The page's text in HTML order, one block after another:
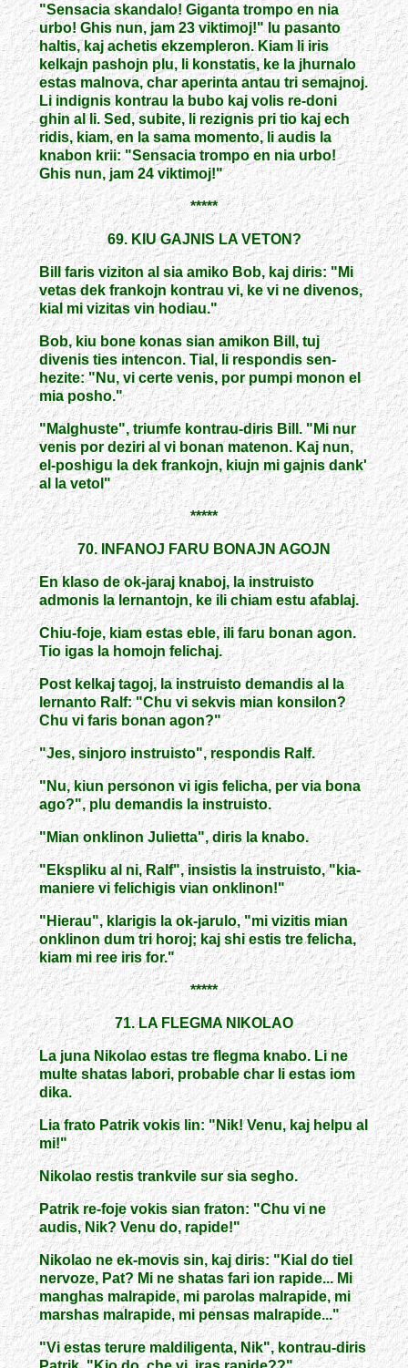
"Sensacia skandalo! Giganta trompo en nia
urbo! Ghis nun, jam 23 viktimoj!" Iu pasanto
haltis, kaj achetis ekzempleron. Kiam li iris
kelkajn pashojn plu, li konstatis, ke la jhurnalo
estas malnova, char aperinta antau tri semajnoj.
Li indignis kontrau la bubo kaj volis re-doni
ghin al li. Sed, subite, li rezignis pri tio kaj ech
ridis, kiam, en la sama momento, li audis la
knabon krii: "Sensacia trompo en nia urbo!
Ghis nun, jam 24 viktimoj!"
*****
69. KIU GAJNIS LA VETON?
Bill faris viziton al sia amiko Bob, kaj diris: "Mi
vetas dek frankojn kontrau vi, ke vi ne divenos,
kial mi vizitas vin hodiau."
Bob, kiu bone konas sian amikon Bill, tuj
divenis ties intencon. Tial, li respondis sen-
hezite: "Nu, vi certe venis, por pumpi monon el
mia posho."
"Malghuste", triumfe kontrau-diris Bill. "Mi nur
venis por deziri al vi bonan matenon. Kaj nun,
el-poshigu la dek frankojn, kiujn mi gajnis dank'
al la vetol"
*****
70. INFANOJ FARU BONAJN AGOJN
En klaso de ok-jaraj knaboj, la instruisto
admonis la lernantojn, ke ili chiam estu afablaj.
Chiu-foje, kiam estas eble, ili faru bonan agon.
Tio igas la homojn felichaj.
Post kelkaj tagoj, la instruisto demandis al la
lernanto Ralf: "Chu vi sekvis mian konsilon?
Chu vi faris bonan agon?"
"Jes, sinjoro instruisto", respondis Ralf.
"Nu, kiun personon vi igis felicha, per via bona
ago?", plu demandis la instruisto.
"Mian onklinon Julietta", diris la knabo.
"Ekspliku al ni, Ralf", insistis la instruisto, "kia-
maniere vi felichigis vian onklinon!"
"Hierau", klarigis la ok-jarulo, "mi vizitis mian
onklinon dum tri horoj; kaj shi estis tre felicha,
kiam mi ree iris for."
*****
71. LA FLEGMA NIKOLAO
La juna Nikolao estas tre flegma knabo. Li ne
multe shatas labori, probable char li estas iom
dika.
Lia frato Patrik vokis lin: "Nik! Venu, kaj helpu al
mi!"
Nikolao restis trankvile sur sia segho.
Patrik re-foje vokis sian fraton: "Chu vi ne
audis, Nik? Venu do, rapide!"
Nikolao ne ek-movis sin, kaj diris: "Kial do tiel
nervoze, Pat? Mi ne shatas fari ion rapide... Mi
manghas malrapide, mi parolas malrapide, mi
marshas malrapide, mi pensas malrapide..."
"Vi estas terure maldiligenta, Nik", kontrau-diris